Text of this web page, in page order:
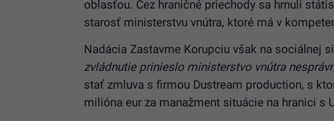
oblasťou. Cez hraničné priechody sa hrnuli
starosť ministerstvu vnútra, ktoré má v
Nadácia Zastavme Korupciu však na sociálnej
zvládnutie prinieslo ministerstvo vnútra
stať zmluva s firmou Dustream production, s
milióna eur za manažment situácie na hranici s